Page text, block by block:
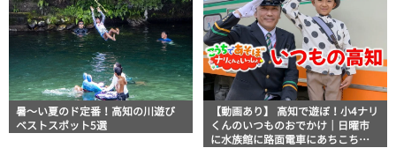
暑～い夏のド定番！高知の川遊び
ベストスポット5選
【動画あり】 高知で遊ぼ！小4ナリ
くんのいつものおでかけ｜日曜市
に水族館に路面電車にあちこち巡